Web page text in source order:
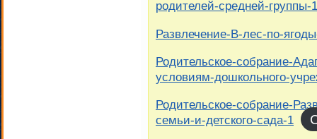
родителей-средней-группы-1
Развлечение-В-лес-по-
Родительское-собрание-
условиям-дошкольного-
Родительское-собрание-
семьи-и-детского-сада-1